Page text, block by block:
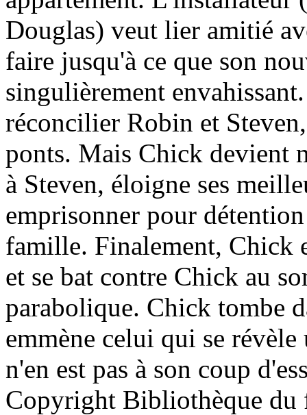
Douglas) veut lier amitié
faire jusqu'à ce que son
singulièrement
réconcilier Robin et
ponts. Mais Chick devient
à Steven, éloigne ses
emprisonner pour
famille. Finalement, Chick
et se bat contre Chick au
parabolique. Chick tombe
emmène celui qui se
n'en est pas à son coup
Copyright Bibliothèque du